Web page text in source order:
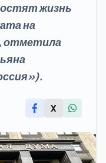
жизнь
на
отметила
X